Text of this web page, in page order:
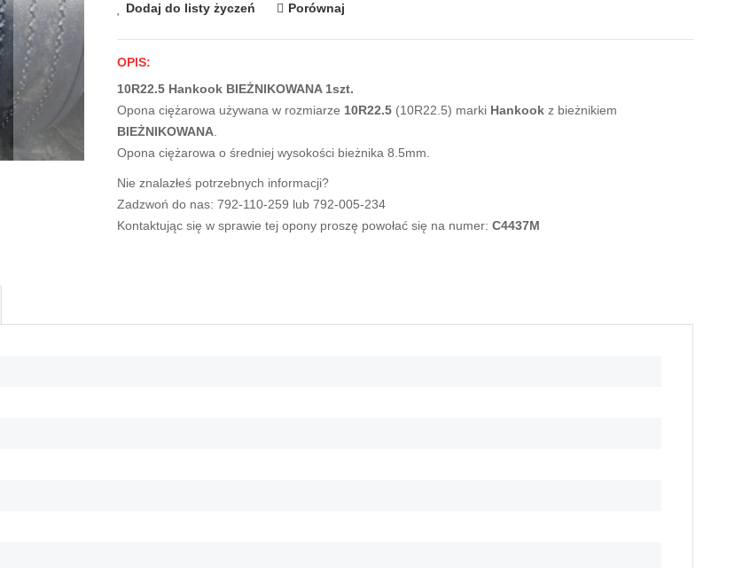
Dodaj do listy życzeń Porównaj
OPIS:
10R22.5 Hankook BIEŻNIKOWANA 1szt.
Opona ciężarowa używana w rozmiarze 10R22.5 (10R22.5) marki Hankook z bieżnikiem
BIEŻNIKOWANA.
Opona ciężarowa o średniej wysokości bieżnika 8.5mm.
Nie znalazłeś potrzebnych informacji?
Zadzwoń do nas: 792-110-259 lub 792-005-234
Kontaktując się w sprawie tej opony proszę powołać się na numer: C4437M